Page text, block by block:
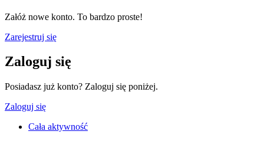
Załóż nowe konto. To bardzo proste!
Zarejestruj się
Zaloguj się
Posiadasz już konto? Zaloguj się poniżej.
Zaloguj się
Cała aktywność